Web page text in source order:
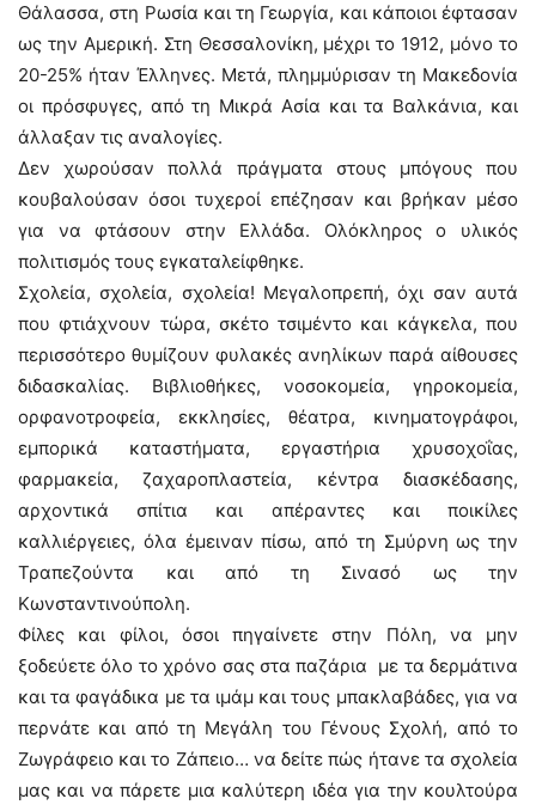
Θάλασσα, στη Ρωσία και τη Γεωργία, και κάποιοι έφτασαν
ως την Αμερική. Στη Θεσσαλονίκη, μέχρι το 1912, μόνο το
20-25% ήταν Έλληνες. Μετά, πλημμύρισαν τη Μακεδονία
οι πρόσφυγες, από τη Μικρά Ασία και τα Βαλκάνια, και
άλλαξαν τις αναλογίες.
Δεν χωρούσαν πολλά πράγματα στους μπόγους που
κουβαλούσαν όσοι τυχεροί επέζησαν και βρήκαν μέσο
για να φτάσουν στην Ελλάδα. Ολόκληρος ο υλικός
πολιτισμός τους εγκαταλείφθηκε.
Σχολεία, σχολεία, σχολεία! Μεγαλοπρεπή, όχι σαν αυτά
που φτιάχνουν τώρα, σκέτο τσιμέντο και κάγκελα, που
περισσότερο θυμίζουν φυλακές ανηλίκων παρά αίθουσες
διδασκαλίας. Βιβλιοθήκες, νοσοκομεία, γηροκομεία,
ορφανοτροφεία, εκκλησίες, θέατρα, κινηματογράφοι,
εμπορικά καταστήματα, εργαστήρια χρυσοχοΐας,
φαρμακεία, ζαχαροπλαστεία, κέντρα διασκέδασης,
αρχοντικά σπίτια και απέραντες και ποικίλες
καλλιέργειες, όλα έμειναν πίσω, από τη Σμύρνη ως την
Τραπεζούντα και από τη Σινασό ως την
Κωνσταντινούπολη.
Φίλες και φίλοι, όσοι πηγαίνετε στην Πόλη, να μην
ξοδεύετε όλο το χρόνο σας στα παζάρια με τα δερμάτινα
και τα φαγάδικα με τα ιμάμ και τους μπακλαβάδες, για να
περνάτε και από τη Μεγάλη του Γένους Σχολή, από το
Ζωγράφειο και το Ζάπειο… να δείτε πώς ήτανε τα σχολεία
μας και να πάρετε μια καλύτερη ιδέα για την κουλτούρα